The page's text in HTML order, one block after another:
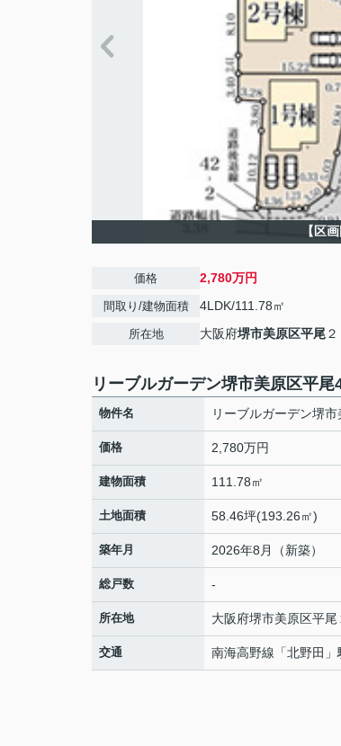
【区画
価格 2,780万円
間取り/建物面積 4LDK/111.78㎡
所在地 大阪府堺市美原区平尾
リーブルガーデン堺市美原区平尾
物件名 リーブルガーデン堺
価格 2,780万円
建物面積 111.78㎡
土地面積 58.46坪(193.26㎡)
築年月 2026年8月（新築）
総戸数 -
所在地 大阪府堺市美原区平尾
交通 南海高野線 「北野田